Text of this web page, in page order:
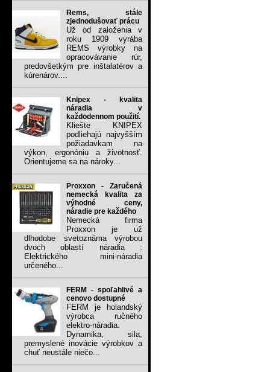
Rems, stále
zjednodušovať prácu
Už od založenia v
roku 1909 vyrába
REMS výrobky na
opracovávanie rúr,
predovšetkým pre inštalatérov a
kúrenárov....
Knipex - kvalita
náradia v
každodennom použití.
Kliešte KNIPEX
podliehajú najvyšším
požiadavkam na
výkon, ergonóniu a životnosť.
Orientujeme sa na nároky...
Proxxon - Zaručená
nemecká kvalita za
výhodné ceny,
náradie pre každého
Nemecká firma
Proxxon je už
dlhodobe svetoznáma výrobou
dvoch oblastí náradia :
Elektrického mini-náradia
určeného...
FERM - spoľahlivé a
cenovo dostupné
FERM je holandský
výrobca ručného
elektro-náradia.
Dynamika, sila,
premyslené inovácie výrobkov a
chuť neustále niečo...